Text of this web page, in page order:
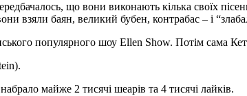
що вони виконають кілька своїх
взяли баян, великий бубен, контрабас – і
популярного шоу Ellen Show. Потім сама
майже 2 тисячі шеарів та 4 тисячі лайків.